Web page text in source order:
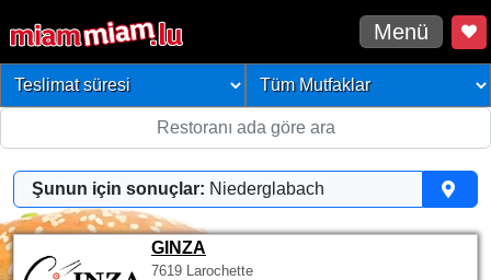
Menü
Şunun için sonuçlar: Niederglabach
GINZA
7619 Larochette